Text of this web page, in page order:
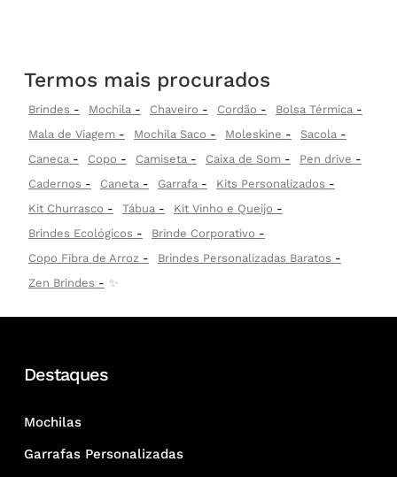
Termos mais procurados
Brindes Mochila Chaveiro Cordão
Bolsa Térmica
Mala de Viagem
Mochila Saco Moleskine
Sacola
Caneca
Copo Camiseta Caixa de Som
Pen drive
Cadernos
Caneta Garrafa
Kits Personalizados
Kit Churrasco
Tábua
Kit Vinho e Queijo
Brindes Ecológicos
Brinde Corporativo
Copo Fibra de Arroz
Brindes Personalizadas Baratos
Zen Brindes
✨
Destaques
Mochilas
Garrafas Personalizadas